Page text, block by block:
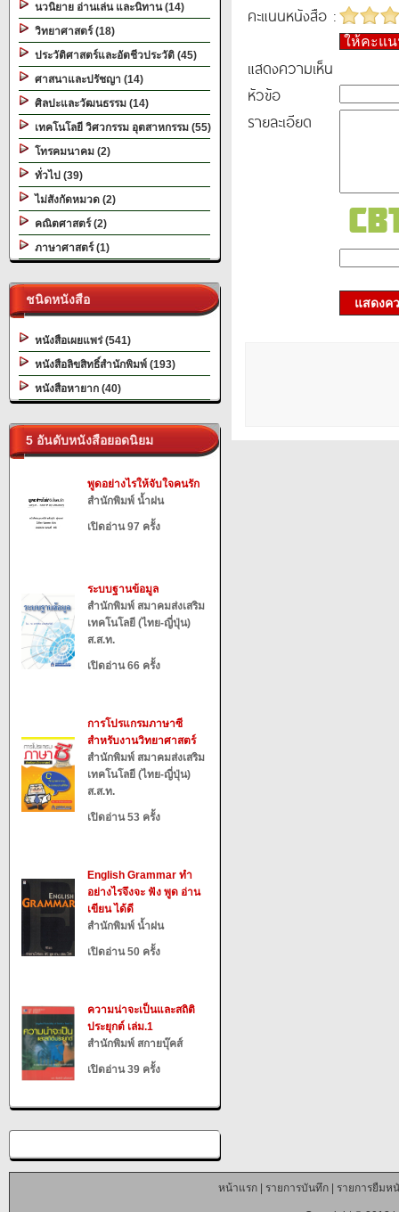
นวนิยาย อ่านเล่น และนิทาน (14)
วิทยาศาสตร์ (18)
ประวัติศาสตร์และอัตชีวประวัติ (45)
ศาสนาและปรัชญา (14)
ศิลปะและวัฒนธรรม (14)
เทคโนโลยี วิศวกรรม อุตสาหกรรม (55)
โทรคมนาคม (2)
ทั่วไป (39)
ไม่สังกัดหมวด (2)
คณิตศาสตร์ (2)
ภาษาศาสตร์ (1)
ชนิดหนังสือ
หนังสือเผยแพร่ (541)
หนังสือลิขสิทธิ์สำนักพิมพ์ (193)
หนังสือหายาก (40)
5 อันดับหนังสือยอดนิยม
พูดอย่างไรให้จับใจคนรัก
สำนักพิมพ์ น้ำฝน
เปิดอ่าน 97 ครั้ง
ระบบฐานข้อมูล
สำนักพิมพ์ สมาคมส่งเสริม
เทคโนโลยี (ไทย-ญี่ปุ่น)
ส.ส.ท.
เปิดอ่าน 66 ครั้ง
การโปรแกรมภาษาซี
สำหรับงานวิทยาศาสตร์
สำนักพิมพ์ สมาคมส่งเสริม
เทคโนโลยี (ไทย-ญี่ปุ่น)
ส.ส.ท.
เปิดอ่าน 53 ครั้ง
English Grammar ทำ
อย่างไรจึงจะ ฟัง พูด อ่าน
เขียน ได้ดี
สำนักพิมพ์ น้ำฝน
เปิดอ่าน 50 ครั้ง
ความน่าจะเป็นและสถิติ
ประยุกต์ เล่ม.1
สำนักพิมพ์ สกายบุ๊คส์
เปิดอ่าน 39 ครั้ง
คะแนนหนังสือ :
ให้คะแ
แสดงความเห็น
หัวข้อ
รายละเอียด
แสดงค
หน้าแรก| รายการบันทึก| รายการยืมห